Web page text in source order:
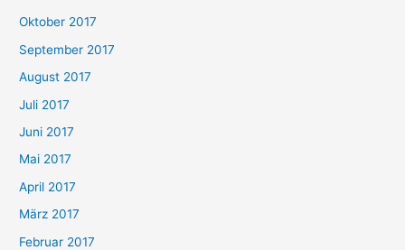
Oktober 2017
September 2017
August 2017
Juli 2017
Juni 2017
Mai 2017
April 2017
März 2017
Februar 2017